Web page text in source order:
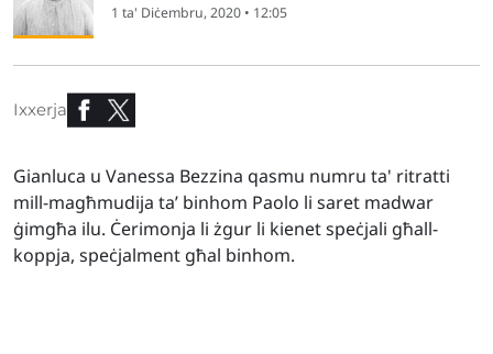
1 ta' Diċembru, 2020 • 12:05
Ixxerja
Gianluca u Vanessa Bezzina qasmu numru ta' ritratti
mill-magħmudija ta’ binhom Paolo li saret madwar
ġimgħa ilu. Ċerimonja li żgur li kienet speċjali għall-
koppja, speċjalment għal binhom.